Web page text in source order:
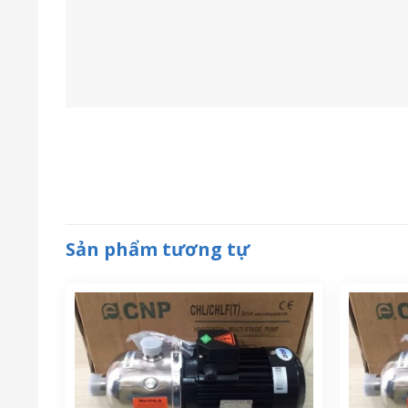
MÁY BƠM LY TÂM CNP CHL 4-20
MÁY
ĐA